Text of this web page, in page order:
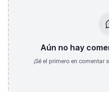
Aún no hay
¡Sé el primero en comentar